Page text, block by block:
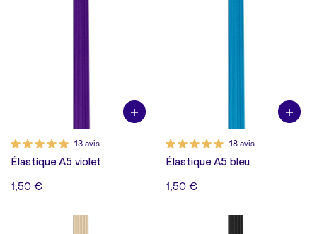
13 avis
Élastique A5 violet
1,50 €
18 avis
Élastique A5 bleu
1,50 €